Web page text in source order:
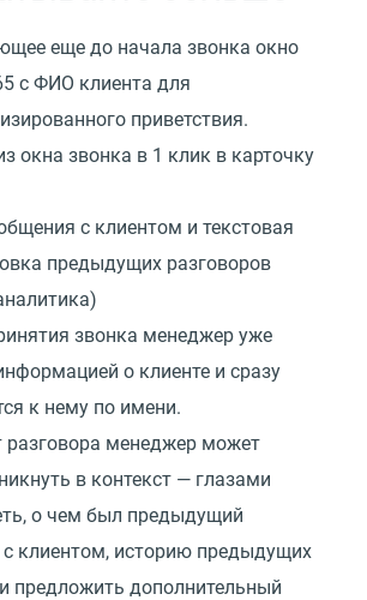
еще до начала звонка окно
с ФИО клиента для
приветствия.
окна звонка в 1 клик в карточку
с клиентом и текстовая
предыдущих разговоров
звонка менеджер уже
о клиенте и сразу
к нему по имени.
разговора менеджер может
в контекст — глазами
о чем был предыдущий
с клиентом, историю предыдущих
предложить дополнительный